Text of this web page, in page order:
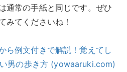
通常の手紙と同じです。ぜひ
みてくださいね！
ら例文付きで解説！覚えてし
男の歩き方 (yowaaruki.com)